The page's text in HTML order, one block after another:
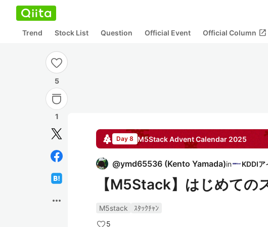
Trend Stock List Question Official Event Official Column open_in_new
5
1
more_horiz
Day 8 M5StackAdvent Calendar 2025
@ymd65536 (Kento Yamada)in
【M5Stack】はじめての
M5stack
ｽﾀｯｸﾁｬﾝ
5